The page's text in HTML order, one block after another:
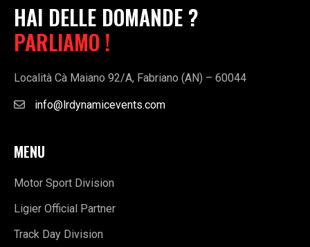
HAI DELLE DOMANDE ?
PARLIAMO !
Località Cà Maiano 92/A, Fabriano (AN) – 60044
info@lrdynamicevents.com
MENU
Motor Sport Division
Ligier Official Partner
Track Day Division